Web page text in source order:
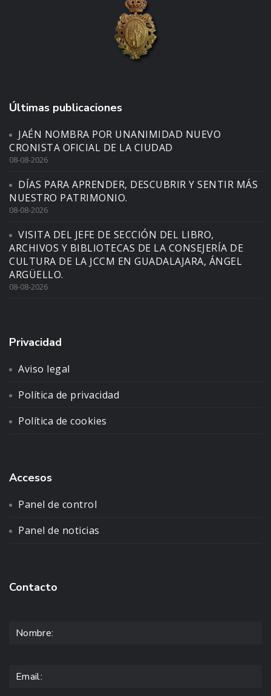
Últimas publicaciones
JAÉN NOMBRA POR UNANIMIDAD NUEVO
CRONISTA OFICIAL DE LA CIUDAD
08-08-2026
DÍAS PARA APRENDER, DESCUBRIR Y SENTIR MÁS
NUESTRO PATRIMONIO.
08-08-2026
VISITA DEL JEFE DE SECCIÓN DEL LIBRO,
ARCHIVOS Y BIBLIOTECAS DE LA CONSEJERÍA DE
CULTURA DE LA JCCM EN GUADALAJARA, ÁNGEL
ARGÜELLO.
08-08-2026
Privacidad
Aviso legal
Política de privacidad
Política de cookies
Accesos
Panel de control
Panel de noticias
Contacto